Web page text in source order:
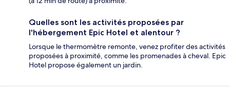
Quelles sont les activités proposées par
l'hébergement Epic Hotel et alentour ?
Lorsque le thermomètre remonte, venez profiter des activités
proposées à proximité, comme les promenades à cheval. Epic
Hotel propose également un jardin.